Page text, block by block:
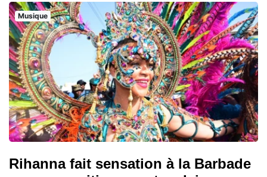
Musique
Rihanna fait sensation à la Barbade